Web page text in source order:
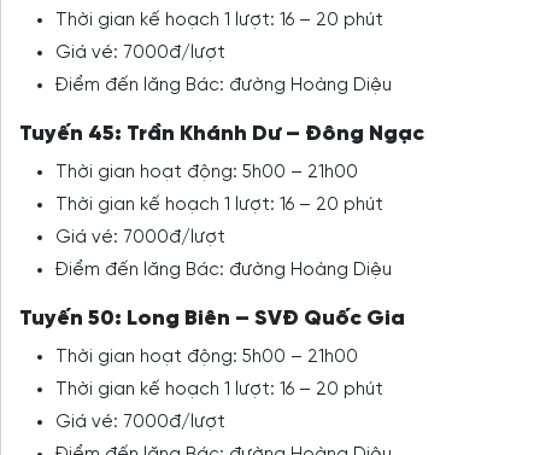
Thời gian kế hoạch 1 lượt: 16 – 20 phút
Giá vé: 7000đ/lượt
Điểm đến lăng Bác: đường Hoàng Diệu
Tuyến 45: Trần Khánh Dư – Đông Ngạc
Thời gian hoạt động: 5h00 – 21h00
Thời gian kế hoạch 1 lượt: 16 – 20 phút
Giá vé: 7000đ/lượt
Điểm đến lăng Bác: đường Hoàng Diệu
Tuyến 50: Long Biên – SVĐ Quốc Gia
Thời gian hoạt động: 5h00 – 21h00
Thời gian kế hoạch 1 lượt: 16 – 20 phút
Giá vé: 7000đ/lượt